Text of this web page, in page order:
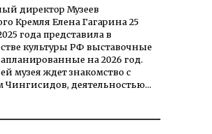
директор Музеев
Кремля Елена Гагарина 25
года представила в
культуры РФ выставочные
на 2026 год.
музея ждет знакомство с
Чингисидов, деятельностью…